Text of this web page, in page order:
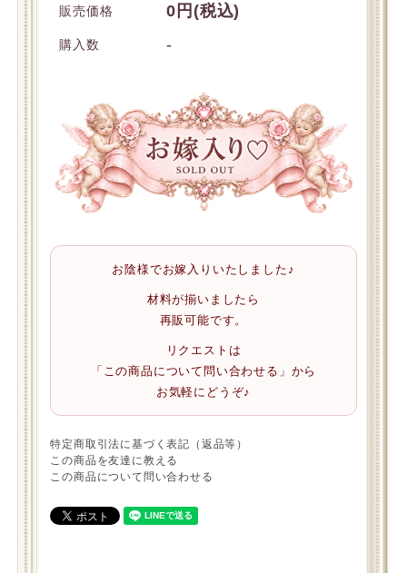
販売価格 0円(税込)
購入数 -
お陰様でお嫁入りいたしました♪
材料が揃いましたら
再販可能です。
リクエストは
「この商品について問い合わせる」から
お気軽にどうぞ♪
特定商取引法に基づく表記（返品等）
この商品を友達に教える
この商品について問い合わせる